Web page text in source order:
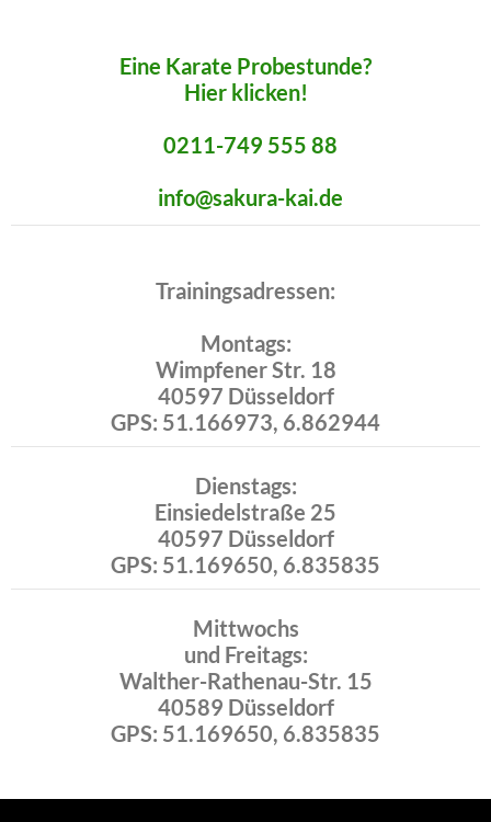
Eine Karate Probestunde?
Hier klicken!
0211-749 555 88
info@sakura-kai.de
Trainingsadressen:
Montags:
Wimpfener Str. 18
40597 Düsseldorf
GPS: 51.166973, 6.862944
Dienstags:
Einsiedelstraße 25
40597 Düsseldorf
GPS: 51.169650, 6.835835
Mittwochs
und Freitags:
Walther-Rathenau-Str. 15
40589 Düsseldorf
GPS: 51.169650, 6.835835